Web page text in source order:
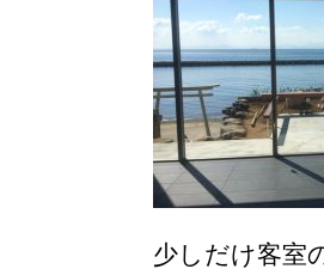
少しだけ客室